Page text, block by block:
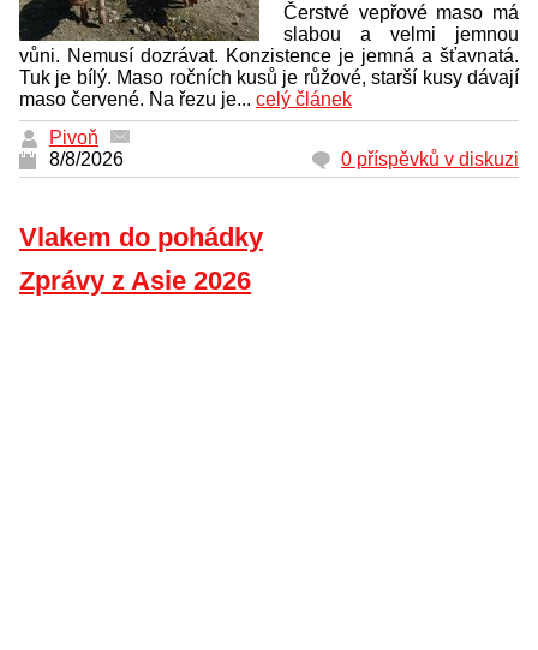
Čerstvé vepřové maso má
slabou a velmi jemnou
vůni. Nemusí dozrávat. Konzistence je jemná a šťavnatá.
Tuk je bílý. Maso ročních kusů je růžové, starší kusy dávají
maso červené. Na řezu je... celý článek
Pivoň
8/8/2026
0 příspěvků v diskuzi
Vlakem do pohádky
Zprávy z Asie 2026